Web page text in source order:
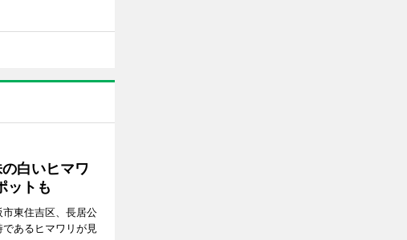
白いヒマワ
ットも
東住吉区、長居公
あるヒマワリが見